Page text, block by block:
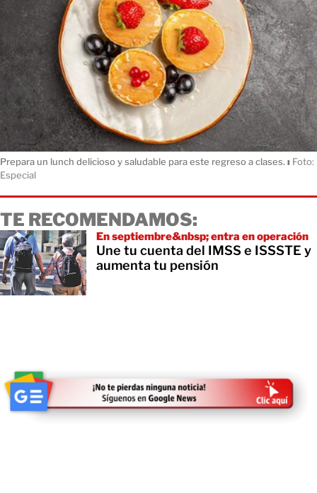
Prepara un lunch delicioso y saludable para este regreso a clases.ı Foto:
Especial
TE RECOMENDAMOS:
En septiembre&nbsp; entra en operación
Une tu cuenta del IMSS e ISSSTE y
aumenta tu pensión